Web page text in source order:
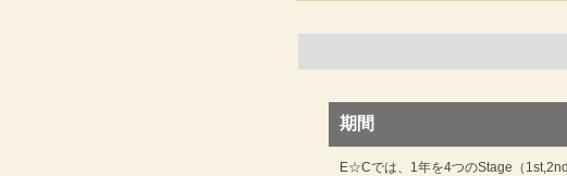
期間
E☆Cでは、1年を4つのStage（